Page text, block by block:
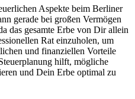
Aspekte beim Berliner
gerade bei großen Vermögen
das gesamte Erbe von Dir allein
Rat einzuholen, um
und finanziellen Vorteile
hilft, mögliche
und Dein Erbe optimal zu